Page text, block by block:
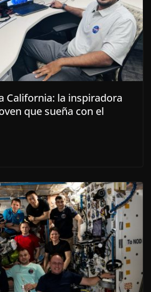
California: la inspiradora
que sueña con el